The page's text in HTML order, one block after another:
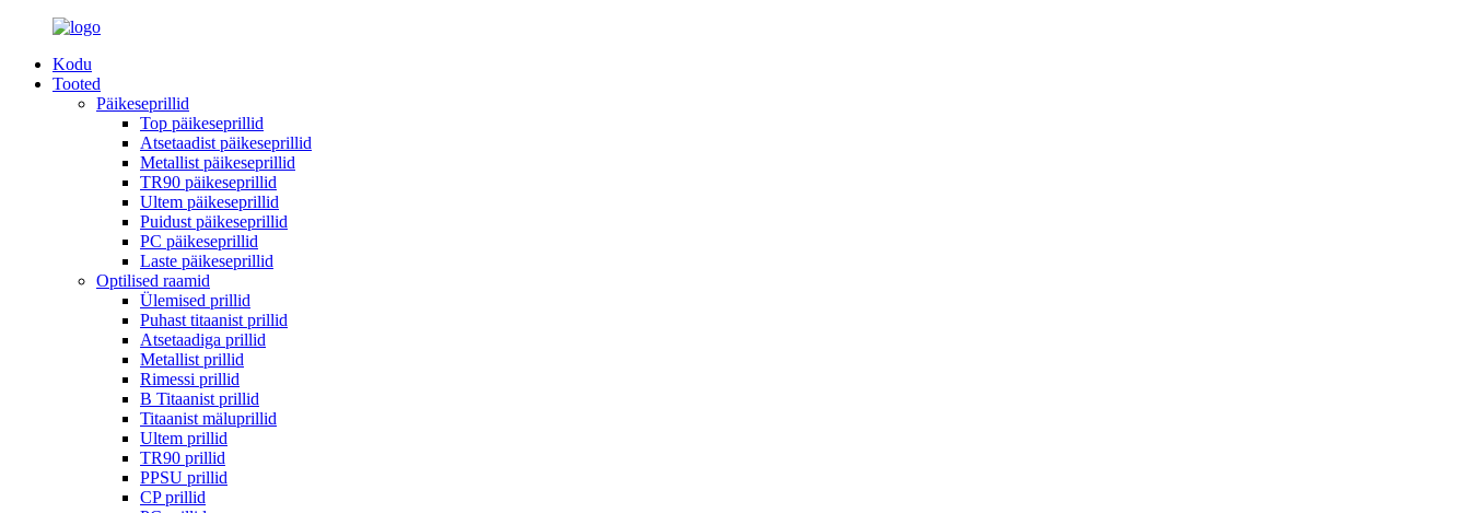
Kodu
Tooted
Päikeseprillid
Top päikeseprillid
Atsetaadist päikeseprillid
Metallist päikeseprillid
TR90 päikeseprillid
Ultem päikeseprillid
Puidust päikeseprillid
PC päikeseprillid
Laste päikeseprillid
Optilised raamid
Ülemised prillid
Puhast titaanist prillid
Atsetaadiga prillid
Metallist prillid
Rimessi prillid
B Titaanist prillid
Titaanist mäluprillid
Ultem prillid
TR90 prillid
PPSU prillid
CP prillid